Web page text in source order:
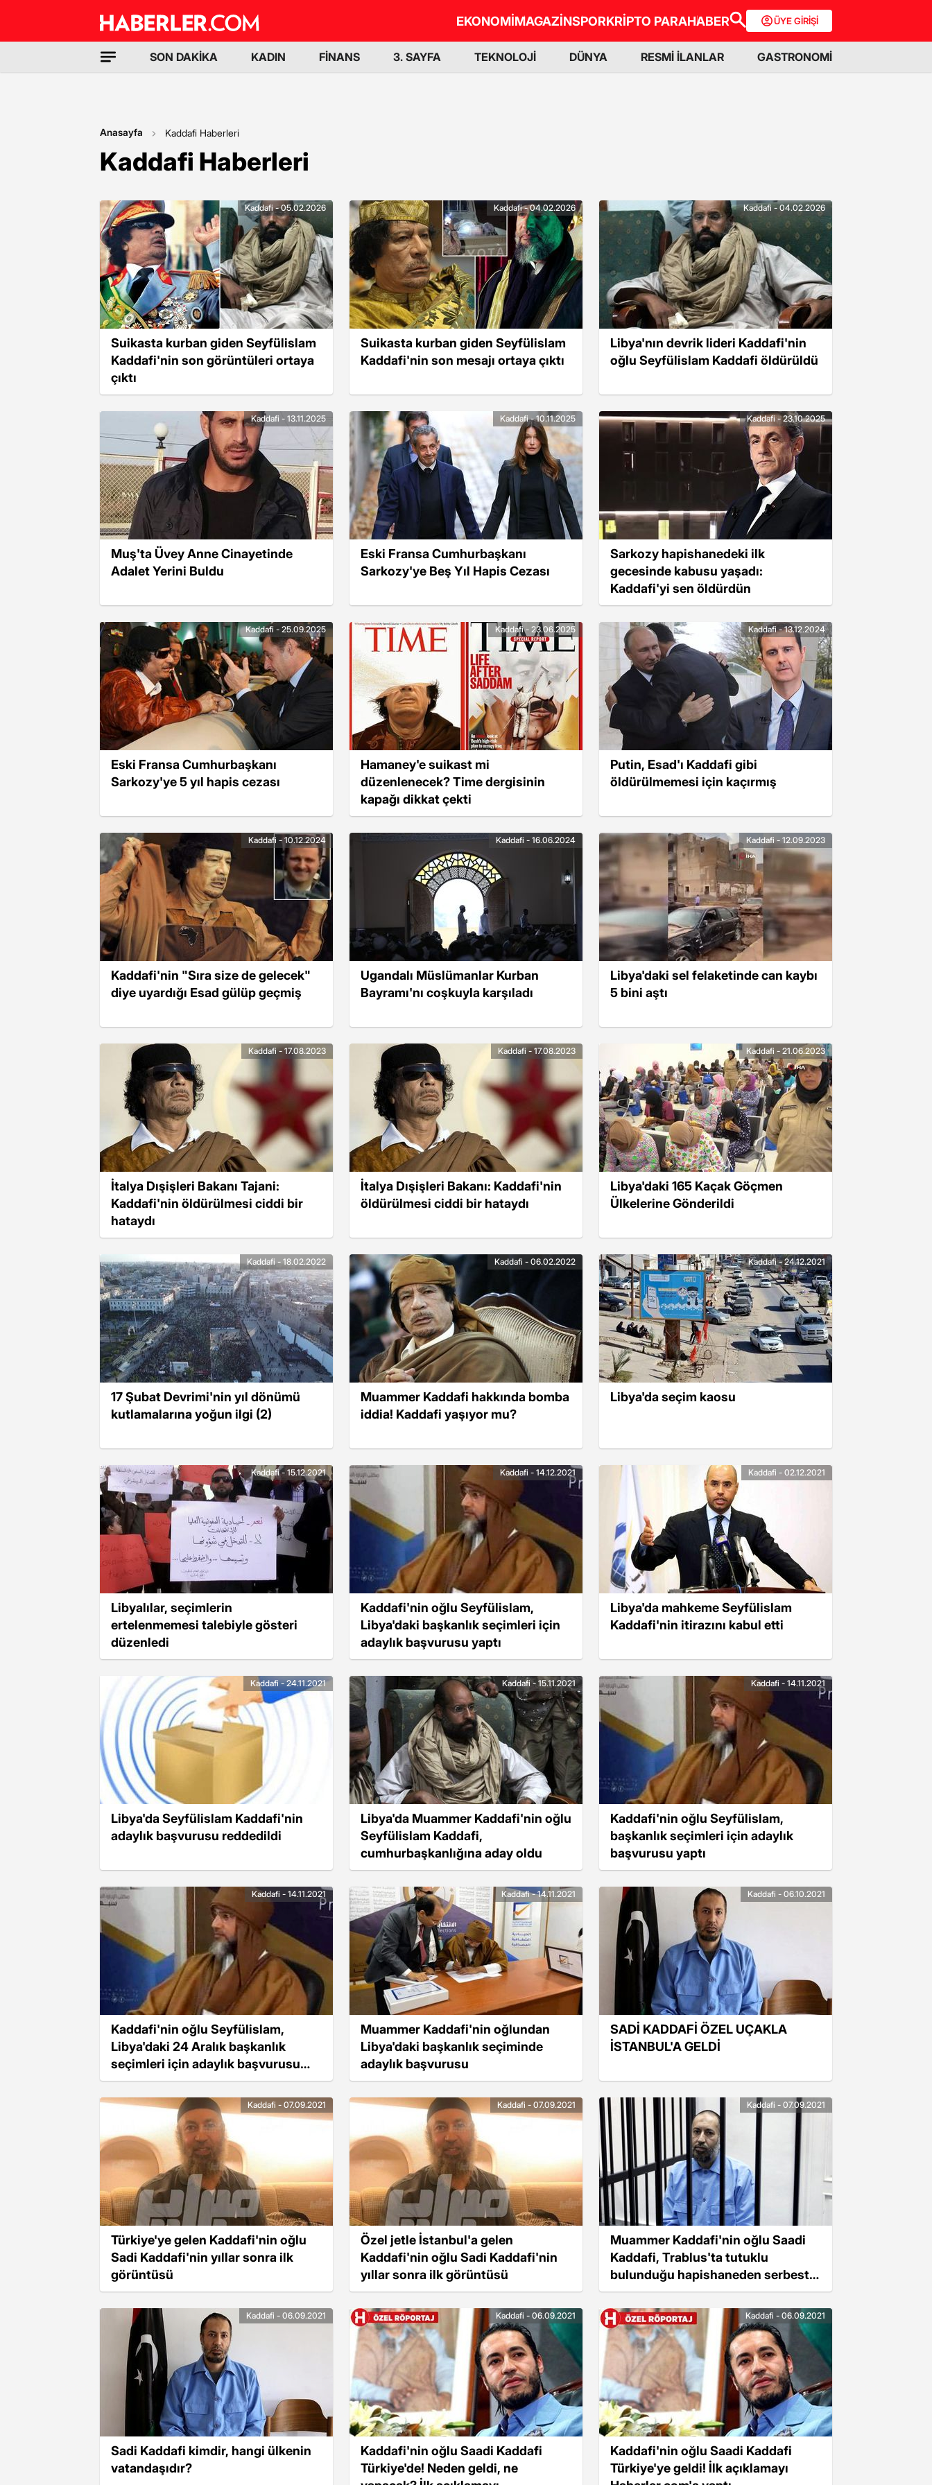
EKONOMİMAGAZİNSPORKRİPTO PARAHABER ÜYE GİRİŞİ
SON DAKİKA KADIN FİNANS 3. SAYFA TEKNOLOJİ DÜNYA RESMİ İLANLAR GASTRONOMİ
Anasayfa Kaddafi Haberleri
Kaddafi Haberleri
Suikasta kurban giden Seyfülislam
Kaddafi'nin son görüntüleri ortaya
çıktı
Kaddafi - 05.02.2026
Suikasta kurban giden Seyfülislam
Kaddafi'nin son mesajı ortaya çıktı
Kaddafi - 04.02.2026
Libya'nın devrik lideri Kaddafi'nin
oğlu Seyfülislam Kaddafi öldürüldü
Kaddafi - 04.02.2026
Muş'ta Üvey Anne Cinayetinde
Adalet Yerini Buldu
Kaddafi - 13.11.2025
Eski Fransa Cumhurbaşkanı
Sarkozy'ye Beş Yıl Hapis Cezası
Kaddafi - 10.11.2025
Sarkozy hapishanedeki ilk
gecesinde kabusu yaşadı:
Kaddafi'yi sen öldürdün
Kaddafi - 23.10.2025
Eski Fransa Cumhurbaşkanı
Sarkozy'ye 5 yıl hapis cezası
Kaddafi - 25.09.2025
Hamaney'e suikast mi
düzenlenecek? Time dergisinin
kapağı dikkat çekti
Kaddafi - 23.06.2025
Putin, Esad'ı Kaddafi gibi
öldürülmemesi için kaçırmış
Kaddafi - 13.12.2024
Kaddafi'nin "Sıra size de gelecek"
diye uyardığı Esad gülüp geçmiş
Kaddafi - 10.12.2024
Ugandalı Müslümanlar Kurban
Bayramı'nı coşkuyla karşıladı
Kaddafi - 16.06.2024
Libya'daki sel felaketinde can kaybı
5 bini aştı
Kaddafi - 12.09.2023
İtalya Dışişleri Bakanı Tajani:
Kaddafi'nin öldürülmesi ciddi bir
hataydı
Kaddafi - 17.08.2023
İtalya Dışişleri Bakanı: Kaddafi'nin
öldürülmesi ciddi bir hataydı
Kaddafi - 17.08.2023
Libya'daki 165 Kaçak Göçmen
Ülkelerine Gönderildi
Kaddafi - 21.06.2023
17 Şubat Devrimi'nin yıl dönümü
kutlamalarına yoğun ilgi (2)
Kaddafi - 18.02.2022
Muammer Kaddafi hakkında bomba
iddia! Kaddafi yaşıyor mu?
Kaddafi - 06.02.2022
Libya'da seçim kaosu
Kaddafi - 24.12.2021
Libyalılar, seçimlerin
ertelenmemesi talebiyle gösteri
düzenledi
Kaddafi - 15.12.2021
Kaddafi'nin oğlu Seyfülislam,
Libya'daki başkanlık seçimleri için
adaylık başvurusu yaptı
Kaddafi - 14.12.2021
Libya'da mahkeme Seyfülislam
Kaddafi'nin itirazını kabul etti
Kaddafi - 02.12.2021
Libya'da Seyfülislam Kaddafi'nin
adaylık başvurusu reddedildi
Kaddafi - 24.11.2021
Libya'da Muammer Kaddafi'nin oğlu
Seyfülislam Kaddafi,
cumhurbaşkanlığına aday oldu
Kaddafi - 15.11.2021
Kaddafi'nin oğlu Seyfülislam,
başkanlık seçimleri için adaylık
başvurusu yaptı
Kaddafi - 14.11.2021
Kaddafi'nin oğlu Seyfülislam,
Libya'daki 24 Aralık başkanlık
seçimleri için adaylık başvurusu
yaptı
Kaddafi - 14.11.2021
Muammer Kaddafi'nin oğlundan
Libya'daki başkanlık seçiminde
adaylık başvurusu
Kaddafi - 14.11.2021
SADİ KADDAFİ ÖZEL UÇAKLA
İSTANBUL'A GELDİ
Kaddafi - 06.10.2021
Türkiye'ye gelen Kaddafi'nin oğlu
Sadi Kaddafi'nin yıllar sonra ilk
görüntüsü
Kaddafi - 07.09.2021
Özel jetle İstanbul'a gelen
Kaddafi'nin oğlu Sadi Kaddafi'nin
yıllar sonra ilk görüntüsü
Kaddafi - 07.09.2021
Muammer Kaddafi'nin oğlu Saadi
Kaddafi, Trablus'ta tutuklu
bulunduğu hapishaneden serbest
bırakıldı
Kaddafi - 07.09.2021
Sadi Kaddafi kimdir, hangi ülkenin
vatandaşıdır?
Kaddafi - 06.09.2021
Kaddafi'nin oğlu Saadi Kaddafi
Türkiye'de! Neden geldi, ne
Kaddafi - 06.09.2021
Kaddafi'nin oğlu Saadi Kaddafi
Türkiye'ye geldi! İlk açıklamayı
Kaddafi - 06.09.2021